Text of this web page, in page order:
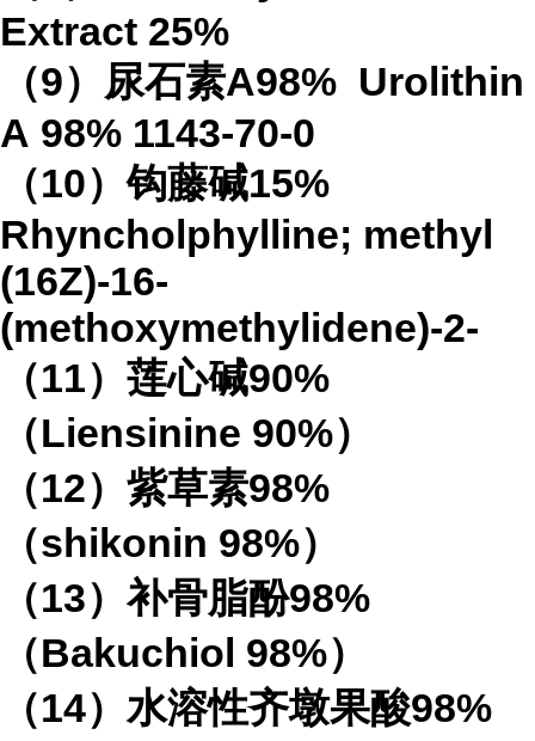
Extract 25%
（9）尿石素A98% Urolithin
A 98% 1143-70-0
（10）钩藤碱15%
Rhyncholphylline; methyl
(16Z)-16-
(methoxymethylidene)-2-
（11）莲心碱90%
（Liensinine 90%）
（12）紫草素98%
（shikonin 98%）
（13）补骨脂酚98%
（Bakuchiol 98%）
（14）水溶性齐墩果酸98%